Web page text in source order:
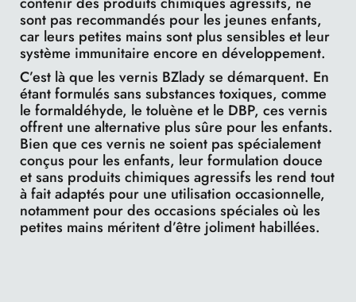
sont pas recommandés pour les jeunes enfants,
car leurs petites mains sont plus sensibles et leur
système immunitaire encore en développement.
C’est là que les vernis BZlady se démarquent. En
étant formulés sans substances toxiques, comme
le formaldéhyde, le toluène et le DBP, ces vernis
offrent une alternative plus sûre pour les enfants.
Bien que ces vernis ne soient pas spécialement
conçus pour les enfants, leur formulation douce
et sans produits chimiques agressifs les rend tout
à fait adaptés pour une utilisation occasionnelle,
notamment pour des occasions spéciales où les
petites mains méritent d’être joliment habillées.